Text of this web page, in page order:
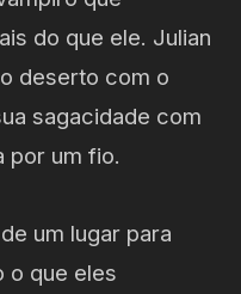
do que ele. Julian
deserto com o
sagacidade com
por um fio.
um lugar para
o que eles